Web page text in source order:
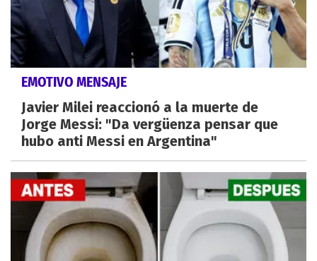
EMOTIVO MENSAJE
Javier Milei reaccionó a la muerte de
Jorge Messi: "Da vergüenza pensar que
hubo anti Messi en Argentina"